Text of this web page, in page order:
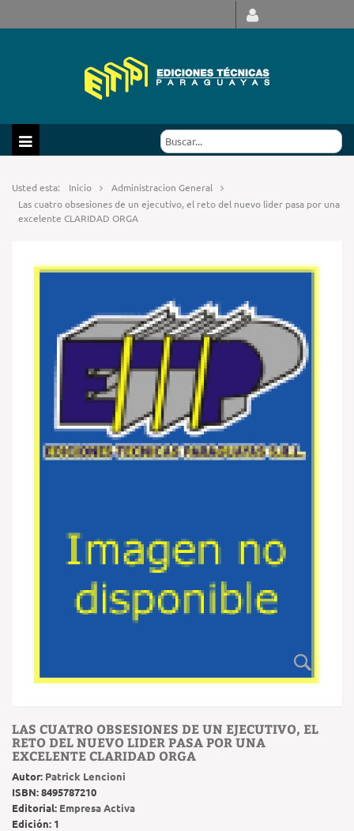
Usted esta: Inicio
Administracion General
Las cuatro obsesiones de un ejecutivo, el reto del nuevo lider pasa por una
excelente CLARIDAD ORGA
LAS CUATRO OBSESIONES DE UN EJECUTIVO, EL
RETO DEL NUEVO LIDER PASA POR UNA
EXCELENTE CLARIDAD ORGA
Autor: Patrick Lencioni
ISBN:8495787210
Editorial: Empresa Activa
Edición: 1